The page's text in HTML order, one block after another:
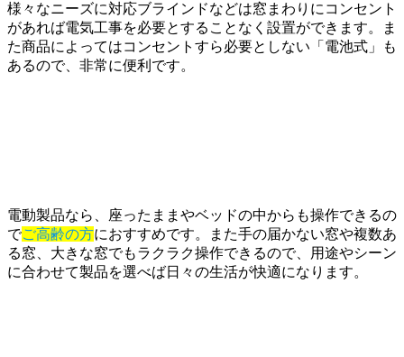
様々なニーズに対応ブラインドなどは窓まわりにコンセント
があれば電気工事を必要とすることなく設置ができます。ま
た商品によってはコンセントすら必要としない「電池式」も
あるので、非常に便利です。
電動製品なら、座ったままやベッドの中からも操作できるの
でご高齢の方におすすめです。また手の届かない窓や複数あ
る窓、大きな窓でもラクラク操作できるので、用途やシーン
に合わせて製品を選べば日々の生活が快適になります。